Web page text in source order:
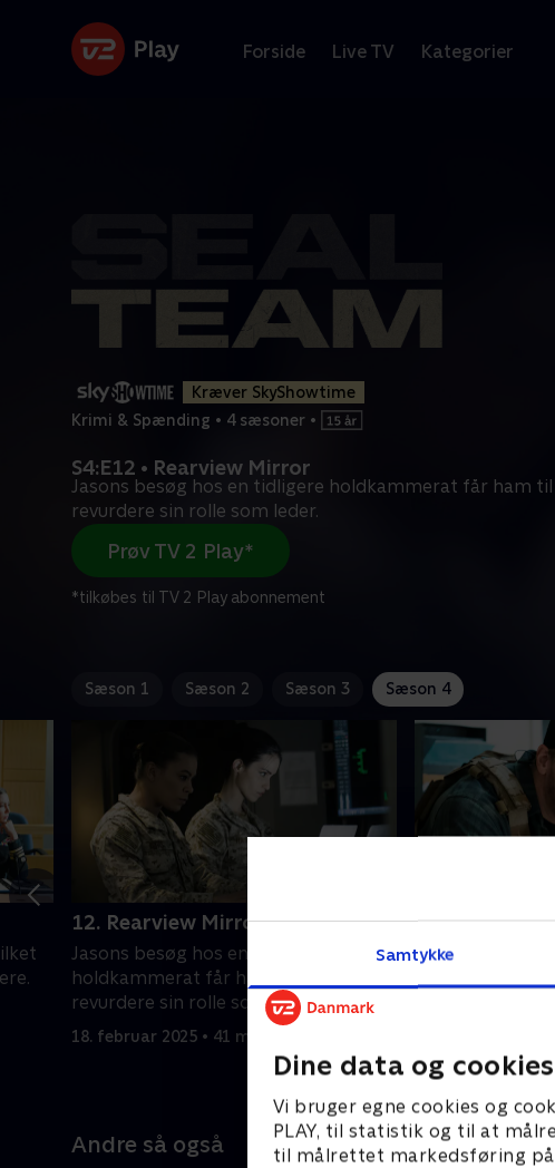
Samtykke
Dine data og cookies
Vi bruger egne cookies og
PLAY, til statistik og til at
til målrettet markedsføring på
Forside Live TV Kategorier
Kræver SkyShowtime
Krimi & Spænding • 4 sæsoner •
S4:E12 • Rearview Mirror
Jasons besøg hos en tidligere holdkammerat får ham
revurdere sin rolle som leder.
Prøv TV 2 Play*
*tilkøbes til TV 2 Play abonnement
Sæson 1 Sæson 2 Sæson 3 Sæson 4
12. Rearview Mirror
Jasons besøg hos en tidligere
holdkammerat får ham til at
revurdere sin rolle som leder.
18. februar 2025 • 41 min
13. Do No
Bravo har til
Andre så også